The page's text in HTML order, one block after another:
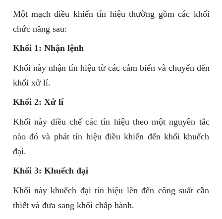
Một mạch điều khiển tín hiệu thường gồm các khối
chức năng sau:
Khối 1: Nhận lệnh
Khối này nhận tín hiệu từ các cảm biến và chuyển đến
khối xử lí.
Khối 2: Xử lí
Khối này điều chế các tín hiệu theo một nguyên tắc
nào đó và phát tín hiệu điều khiển đến khối khuếch
đại.
Khối 3: Khuếch đại
Khối này khuếch đại tín hiệu lên đến công suất cần
thiết và đưa sang khối chấp hành.